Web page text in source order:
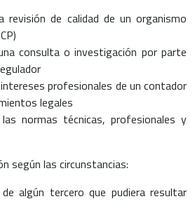
revisión de calidad de un organismo
consulta o investigación por parte
profesionales de un contador
legales
normas técnicas, profesionales y
según las circunstancias:
algún tercero que pudiera resultar